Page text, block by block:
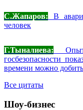
С.Жапаров: В
человек
Г.Тыналиева:
госбезопасности
времени можно
Все цитаты
Шоу-бизнес